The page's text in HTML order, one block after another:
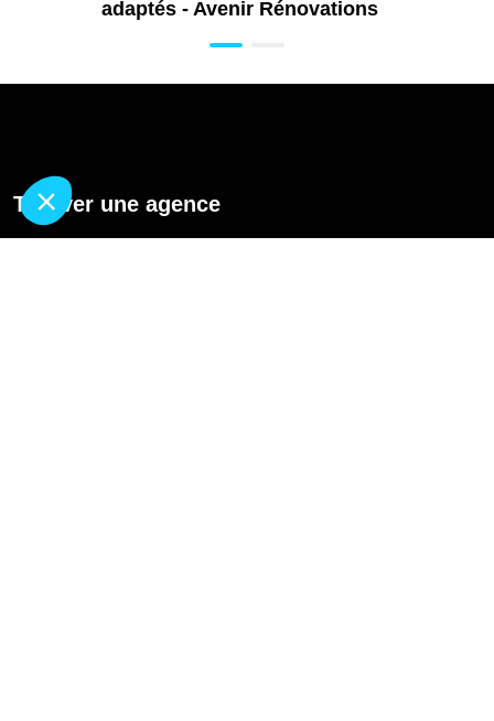
adaptés - Avenir Rénovations
Trouver une agence